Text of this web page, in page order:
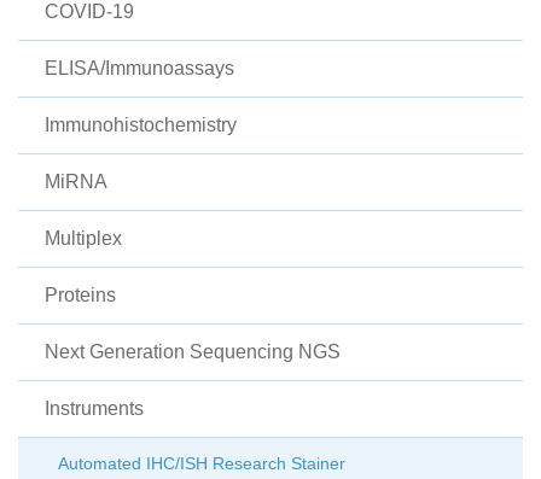
COVID-19
ELISA/Immunoassays
Immunohistochemistry
MiRNA
Multiplex
Proteins
Next Generation Sequencing NGS
Instruments
Automated IHC/ISH Research Stainer